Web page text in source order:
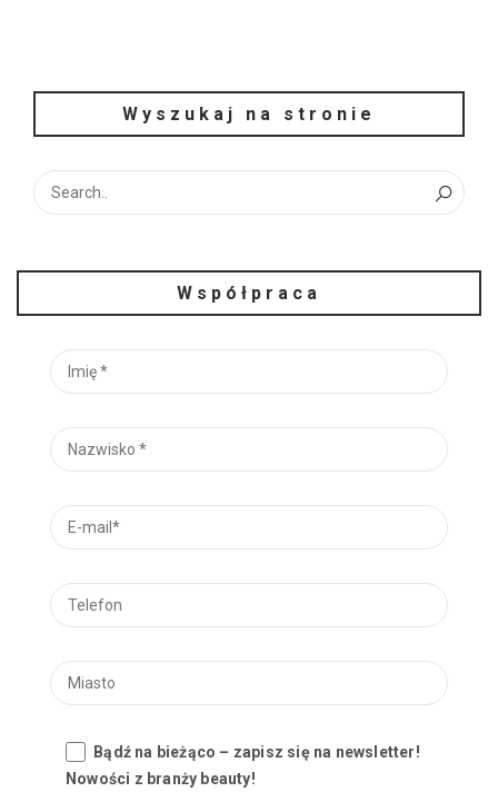
Wyszukaj na stronie
Współpraca
Bądź na bieżąco – zapisz się na newsletter!
Nowości z branży beauty!